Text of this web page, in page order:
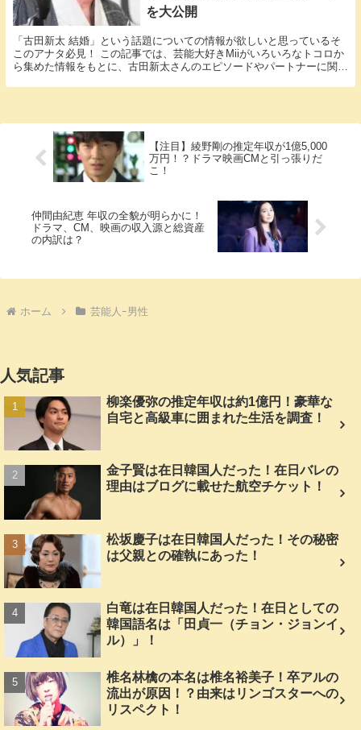
を大公開
「古田新太 結婚」という話題についての情報が欲しいと思っているそ
このアナタ必見！ この記事では、芸能大好きMiiがいろいろなトコロか
ら集めた情報をもとに、古田新太さんのエピソードやパートナーに関す
【注目】綾野剛の推定年収が1億5,000
万円！？ドラマ映画CMと引っ張りだ
こ！
仲間由紀恵 年収の全貌が明らかに！
ドラマ、CM、映画の収入源と総資産
の内訳は？
ホーム 芸能人ｰ男性
人気記事
柳楽優弥の推定年収は約1億円！豪華な
自宅と高級車に囲まれた生活を調査！
金子賢は在日韓国人だった！在日バレの
理由はブログに載せた航空チケット！
松坂慶子は在日韓国人だった！その秘密
は父親との確執にあった！
白竜は在日韓国人だった！在日としての
韓国語名は「田貞一（チョン・ジョンイ
ル）」！
椎名林檎の本名は椎名裕美子！卒アルの
流出が原因！？由来はリンゴスターへの
リスペクト！